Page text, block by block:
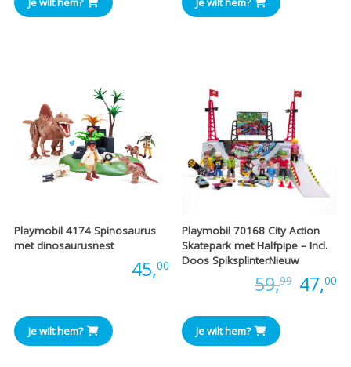
Playmobil 4174 Spinosaurus
met dinosaurusnest
45,00
Je wilt hem?
Playmobil 70168 City Action
Skatepark met Halfpipe – Incl.
Doos SpiksplinterNieuw
59,99 47,00
Je wilt hem?